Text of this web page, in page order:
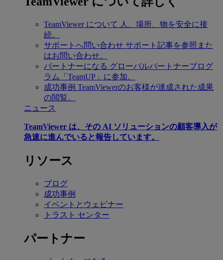
TeamViewer について 人、場所、物を安全に接
続。
サポートへ問い合わせ サポート記事を参照また
はお問い合わせ。
パートナーになる グローバルパートナープログ
ラム「TeamUP」に参加。
成功事例 TeamViewerのお客様が達成された成果
の閲覧。
ニュース
TeamViewer は、その AI ソリューションの顧客導入が
急速に進んでいると報告しています。
リソース
ブログ
成功事例
イベントとウェビナー
トラスト センター
パートナー